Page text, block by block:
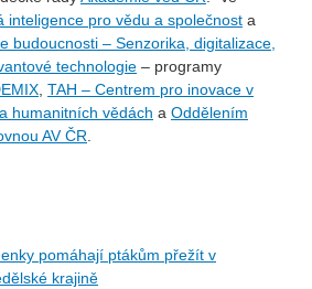
inteligence pro vědu a společnost a
budoucnosti – Senzorika, digitalizace,
technologie – programy
, TAH – Centrem pro inovace v
humanitních vědách a Oddělením
AV ČR.
pomáhají ptákům přežít v
krajině